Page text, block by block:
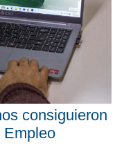
consiguieron
Empleo